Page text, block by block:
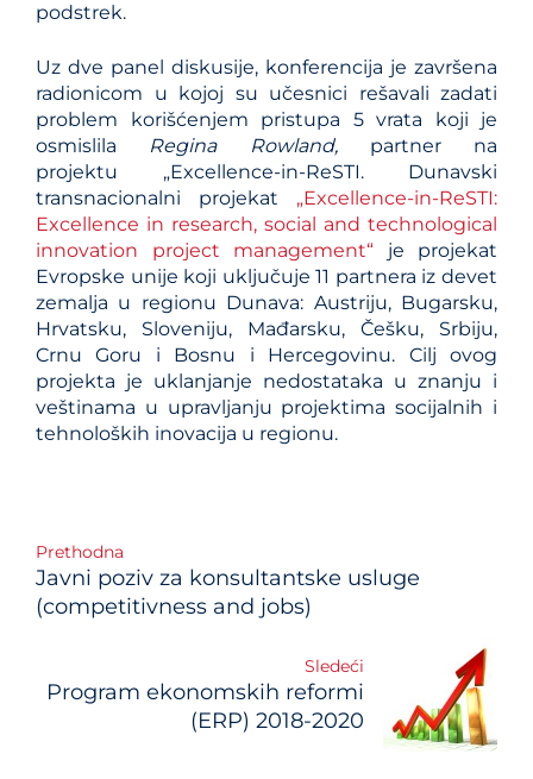
podstrek.
Uz dve panel diskusije, konferencija je završena
radionicom u kojoj su učesnici rešavali zadati
problem korišćenjem pristupa 5 vrata koji je
osmislila Regina Rowland, partner na
projektu „Excellence-in-ReSTI. Dunavski
transnacionalni projekat „Excellence-in-ReSTI:
Excellence in research, social and technological
innovation project management“ je projekat
Evropske unije koji uključuje 11 partnera iz devet
zemalja u regionu Dunava: Austriju, Bugarsku,
Hrvatsku, Sloveniju, Mađarsku, Češku, Srbiju,
Crnu Goru i Bosnu i Hercegovinu. Cilj ovog
projekta je uklanjanje nedostataka u znanju i
veštinama u upravljanju projektima socijalnih i
tehnoloških inovacija u regionu.
Post
navigation
Prethodna
Javni poziv za konsultantske usluge
(competitivness and jobs)
Sledeći
Program ekonomskih reformi
(ERP) 2018-2020